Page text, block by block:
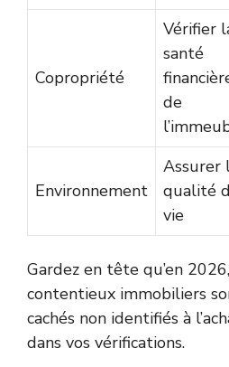
Copropriété
Vérifier
santé
de
Environnement
Assurer
qualité
vie
Gardez en tête qu’en
contentieux immobiliers
cachés non identifiés à
dans vos vérifications.